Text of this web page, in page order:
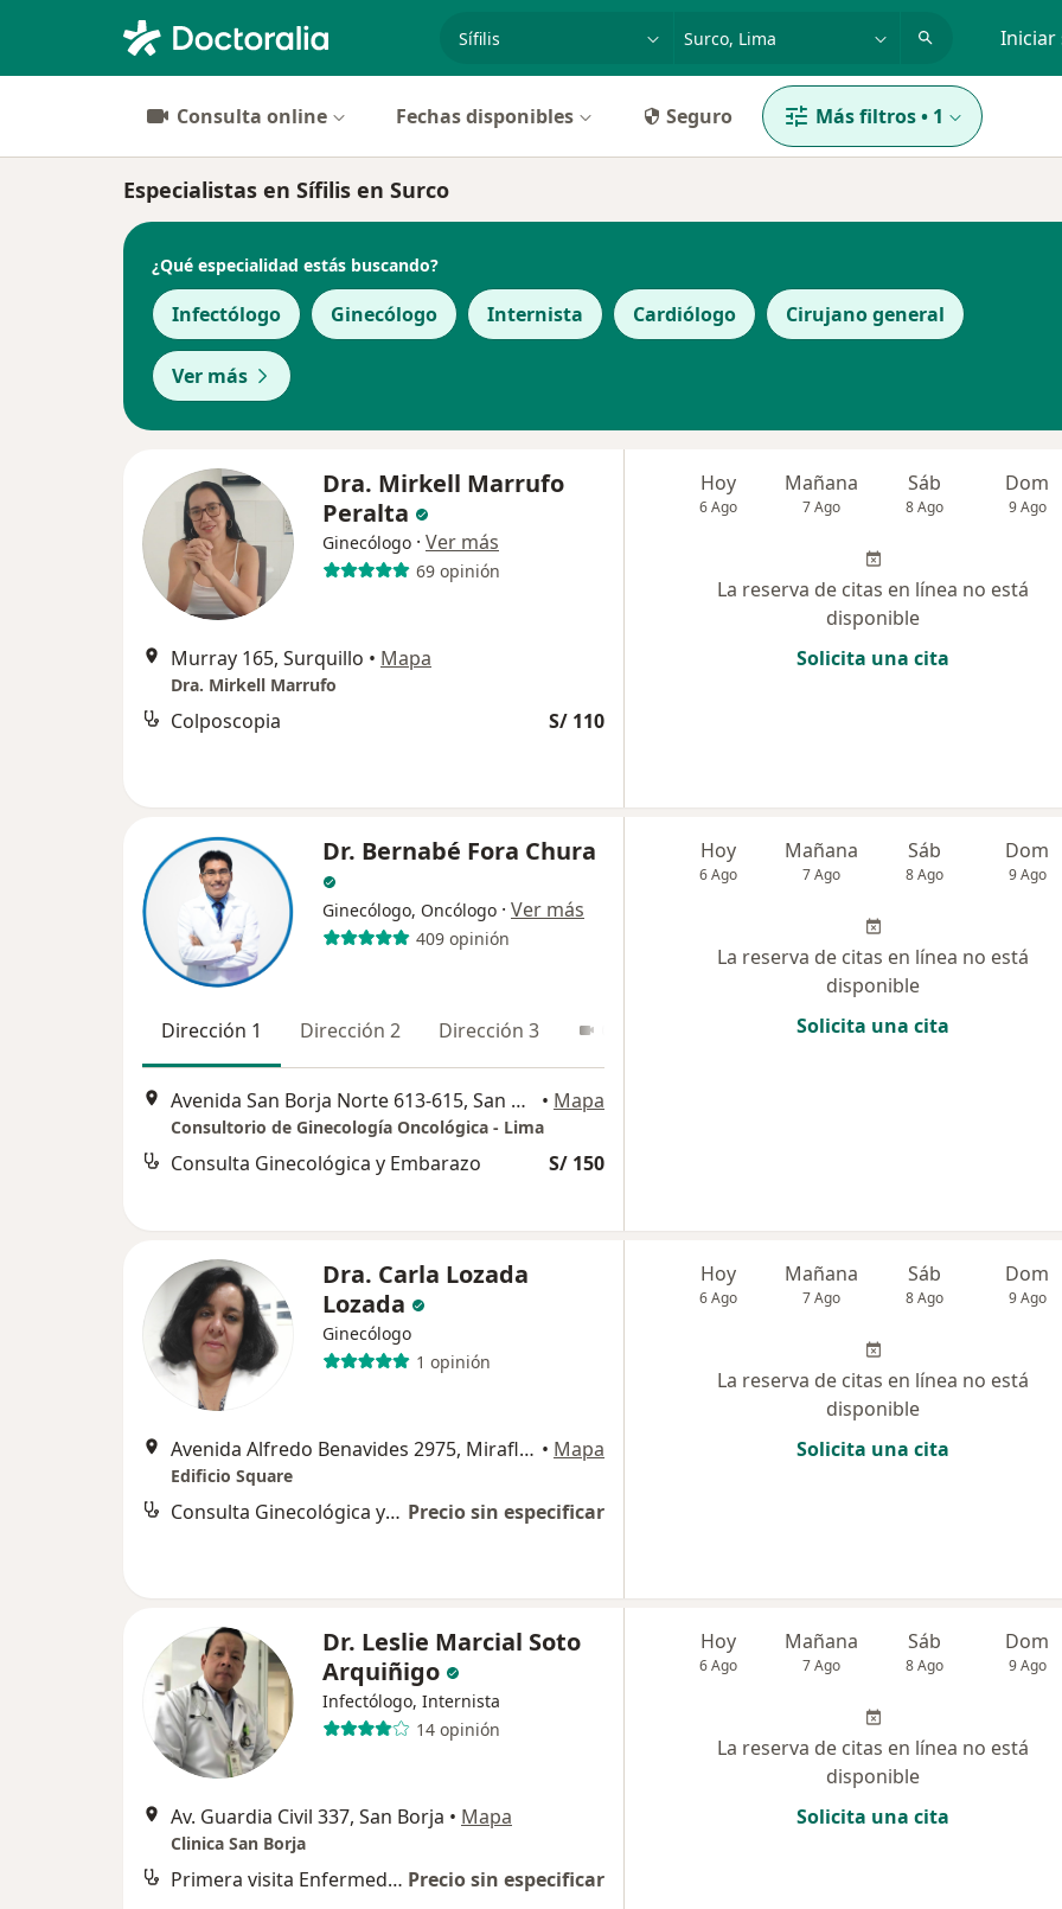
especialidad, enfermedad o nombre Iniciar
Consulta online Fechas disponibles Seguro Más filtros• 1
Especialistas en Sífilis en Surco
¿Qué especialidad estás buscando?
Infectólogo Ginecólogo Internista Cardiólogo Cirujano general
Ver más
Dra. Mirkell Marrufo
Peralta
Ginecólogo · Ver más
69 opinión
Murray 165, Surquillo • Mapa
Dra. Mirkell Marrufo
Colposcopia S/ 110
Hoy
6 Ago
Mañana
7 Ago
Sáb
8 Ago
Dom
9 Ago
La reserva de citas en línea no está
disponible
Solicita una cita
Dr. Bernabé Fora Chura
Ginecólogo, Oncólogo · Ver más
409 opinión
Dirección 1 Dirección 2 Dirección 3
Avenida San Borja Norte 613-615, San Borja, Lima, Perú, San Borja • Mapa
Consultorio de Ginecología Oncológica - Lima
Consulta Ginecológica y Embarazo S/ 150
Hoy
6 Ago
Mañana
7 Ago
Sáb
8 Ago
Dom
9 Ago
La reserva de citas en línea no está
disponible
Solicita una cita
Dra. Carla Lozada
Lozada
Ginecólogo
1 opinión
Avenida Alfredo Benavides 2975, Miraflores • Mapa
Edificio Square
Consulta Ginecológica y Embarazo Precio sin especificar
Hoy
6 Ago
Mañana
7 Ago
Sáb
8 Ago
Dom
9 Ago
La reserva de citas en línea no está
disponible
Solicita una cita
Dr. Leslie Marcial Soto
Arquiñigo
Infectólogo, Internista
14 opinión
Av. Guardia Civil 337, San Borja • Mapa
Clinica San Borja
Primera visita Enfermedades Infecciosas y Tropicales Precio sin especificar
Hoy
6 Ago
Mañana
7 Ago
Sáb
8 Ago
Dom
9 Ago
La reserva de citas en línea no está
disponible
Solicita una cita